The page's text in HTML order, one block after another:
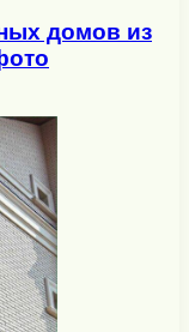
домов из